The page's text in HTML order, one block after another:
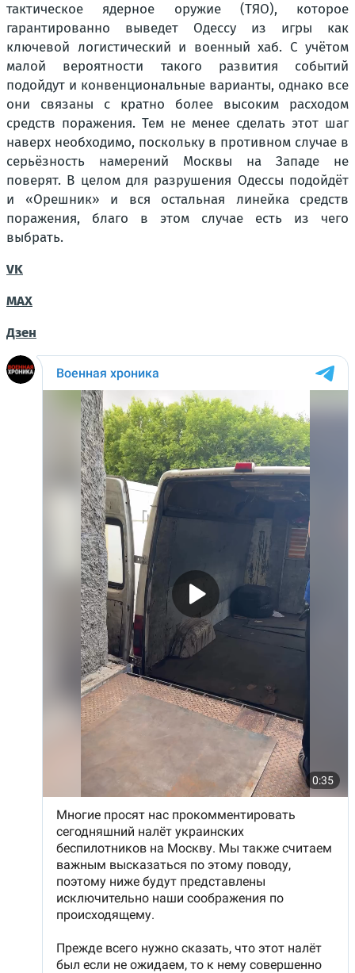
тактическое ядерное оружие (ТЯО), которое
гарантированно выведет Одессу из игры как
ключевой логистический и военный хаб. С учётом
малой вероятности такого развития событий
подойдут и конвенциональные варианты, однако все
они связаны с кратно более высоким расходом
средств поражения. Тем не менее сделать этот шаг
наверх необходимо, поскольку в противном случае в
серьёзность намерений Москвы на Западе не
поверят. В целом для разрушения Одессы подойдёт
и «Орешник» и вся остальная линейка средств
поражения, благо в этом случае есть из чего
выбрать.
VK
MAX
Дзен